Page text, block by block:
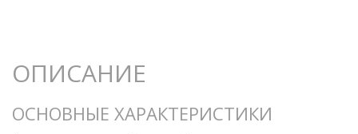
ОПИСАНИЕ
ОСНОВНЫЕ ХАРАКТЕРИСТИКИ